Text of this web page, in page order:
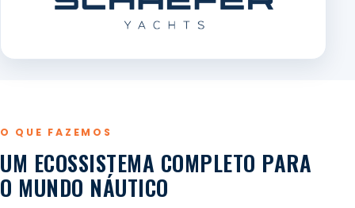
O QUE FAZEMOS
UM ECOSSISTEMA COMPLETO PARA
O MUNDO NÁUTICO